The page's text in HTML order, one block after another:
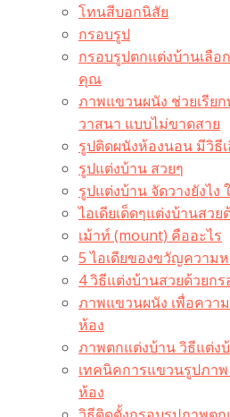
โทนสีบอกนิสัย
กรอบรูป
กรอบรูปตกแต่งบ้านเลือ
คุณ
ภาพแขวนผนัง ช่วยเรีย
วาสนา แบบไม่ขาดสาย
รูปติดผนังห้องนอน มีวิธี
รูปแต่งบ้าน สวยๆ
รูปแต่งบ้าน จัดวางยังไ
ไอเดียเด็ดๆแต่งบ้านสว
เม้าท์ (mount) คืออะไร​
5 ไอเดียของขวัญความ
4 วิธีแต่งบ้านสวยด้วยก
ภาพแขวนผนัง เพื่อควา
ห้อง
ภาพตกแต่งบ้าน วิธีแต่ง
เทคนิคการแขวนรูปภา
ห้อง